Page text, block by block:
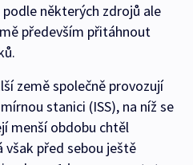
podle některých zdrojů ale
především přitáhnout
země společně provozují
stanici (ISS), na níž se
menší obdobu chtěl
před sebou ještě